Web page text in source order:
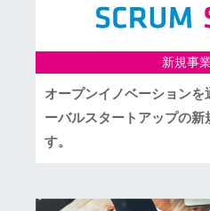
新規事
オープンイノベーション
ーバルスタートアップの
す。